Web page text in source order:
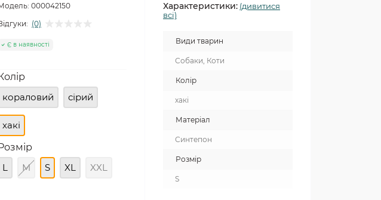
000042150
(0)
Є в наявності
кораловий
сірий
хакі
L
M S XL XXL
Характеристики: (дивитися
всі)
Види тварин
Собаки, Коти
Колір
хакі
Матеріал
Синтепон
Розмір
S